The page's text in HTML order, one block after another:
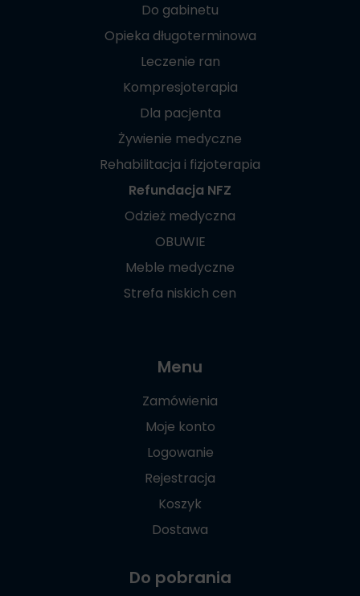
Do gabinetu
Opieka długoterminowa
Leczenie ran
Kompresjoterapia
Dla pacjenta
Żywienie medyczne
Rehabilitacja i fizjoterapia
Refundacja NFZ
Odzież medyczna
OBUWIE
Meble medyczne
Strefa niskich cen
Menu
Zamówienia
Moje konto
Logowanie
Rejestracja
Koszyk
Dostawa
Do pobrania